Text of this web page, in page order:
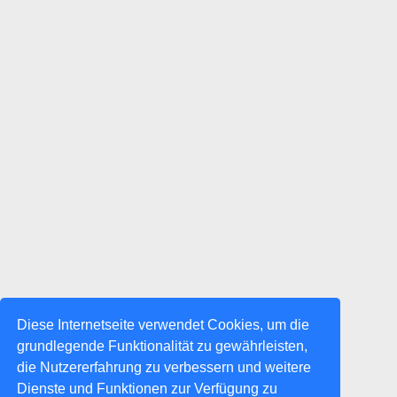
Diese Internetseite verwendet Cookies, um die
grundlegende Funktionalität zu gewährleisten,
die Nutzererfahrung zu verbessern und weitere
Dienste und Funktionen zur Verfügung zu